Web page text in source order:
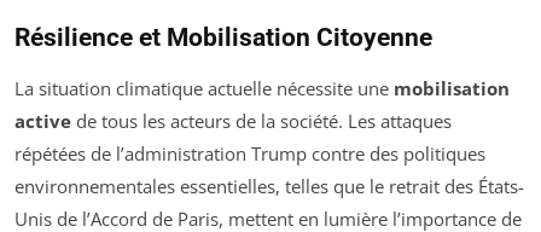
Résilience et Mobilisation Citoyenne
La situation climatique actuelle nécessite une mobilisation
active de tous les acteurs de la société. Les attaques
répétées de l’administration Trump contre des politiques
environnementales essentielles, telles que le retrait des États-
Unis de l’Accord de Paris, mettent en lumière l’importance de